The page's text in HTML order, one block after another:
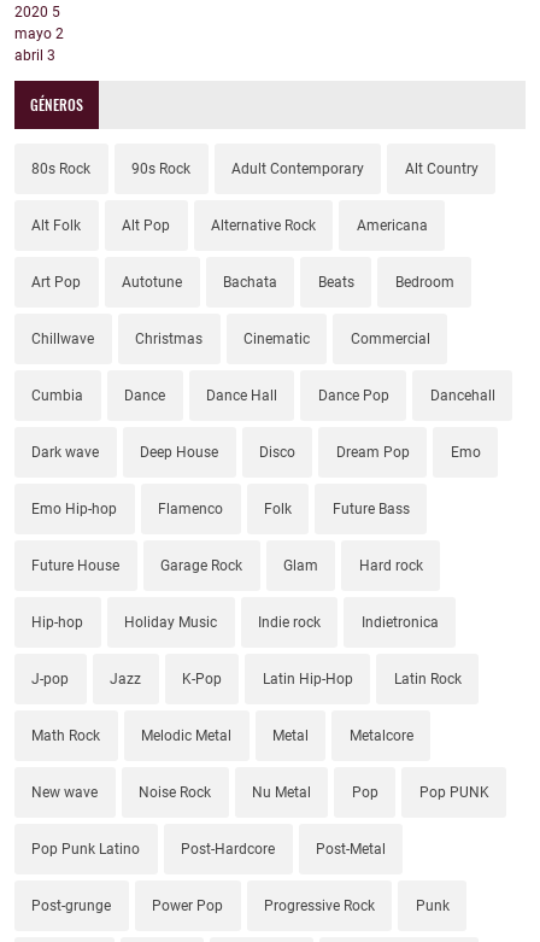
2020 5
mayo 2
abril 3
GÉNEROS
80s Rock 90s Rock Adult Contemporary Alt Country
Alt Folk Alt Pop Alternative Rock Americana
Art Pop Autotune Bachata Beats Bedroom
Chillwave Christmas Cinematic Commercial
Cumbia Dance Dance Hall Dance Pop Dancehall
Dark wave Deep House Disco Dream Pop Emo
Emo Hip-hop Flamenco Folk Future Bass
Future House Garage Rock Glam Hard rock
Hip-hop Holiday Music Indie rock Indietronica
J-pop Jazz K-Pop Latin Hip-Hop Latin Rock
Math Rock Melodic Metal Metal Metalcore
New wave Noise Rock Nu Metal Pop Pop PUNK
Pop Punk Latino Post-Hardcore Post-Metal
Post-grunge Power Pop Progressive Rock Punk